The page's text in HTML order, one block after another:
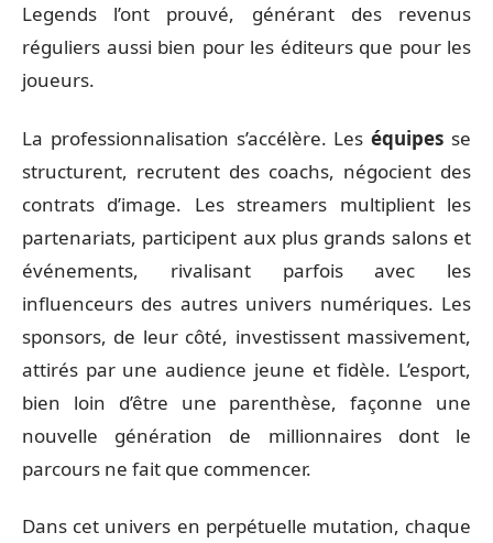
Legends l’ont prouvé, générant des revenus
réguliers aussi bien pour les éditeurs que pour les
joueurs.
La professionnalisation s’accélère. Leséquipes se
structurent, recrutent des coachs, négocient des
contrats d’image. Les streamers multiplient les
partenariats, participent aux plus grands salons et
événements, rivalisant parfois avec les
influenceurs des autres univers numériques. Les
sponsors, de leur côté, investissent massivement,
attirés par une audience jeune et fidèle. L’esport,
bien loin d’être une parenthèse, façonne une
nouvelle génération de millionnaires dont le
parcours ne fait que commencer.
Dans cet univers en perpétuelle mutation, chaque